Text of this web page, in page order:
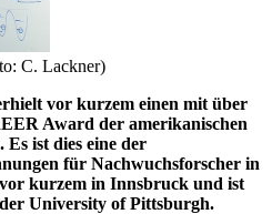
C. Lackner)
vor kurzem einen mit über
Award der amerikanischen
ist dies eine der
für Nachwuchsforscher in
kurzem in Innsbruck und ist
University of Pittsburgh.